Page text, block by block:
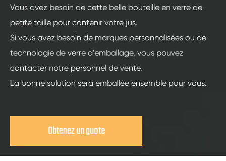
Vous avez besoin de cette belle bouteille en verre de
petite taille pour contenir votre jus.
Si vous avez besoin de marques personnalisées ou de
technologie de verre d'emballage, vous pouvez
contacter notre personnel de vente.
La bonne solution sera emballée ensemble pour vous.
Obtenez un guote